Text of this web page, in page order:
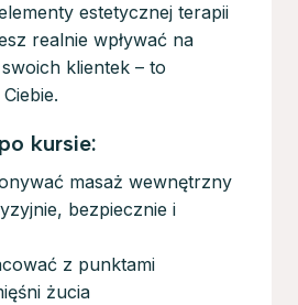
estetycznej terapii
realnie wpływać na
klientek – to
kursie:
masaż wewnętrzny
bezpiecznie i
z punktami
żucia